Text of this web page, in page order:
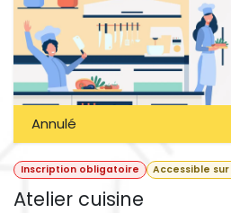
Annulé
Inscription obligatoire Accessible
Atelier cuisine